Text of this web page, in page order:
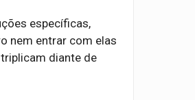
específicas,
nem entrar com elas
diante de